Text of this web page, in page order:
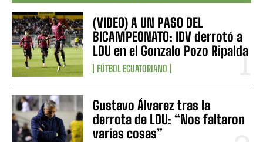
(VIDEO) A UN PASO DEL
BICAMPEONATO: IDV derrotó a
LDU en el Gonzalo Pozo Ripalda
FÚTBOL ECUATORIANO
Gustavo Álvarez tras la
derrota de LDU: “Nos faltaron
varias cosas”